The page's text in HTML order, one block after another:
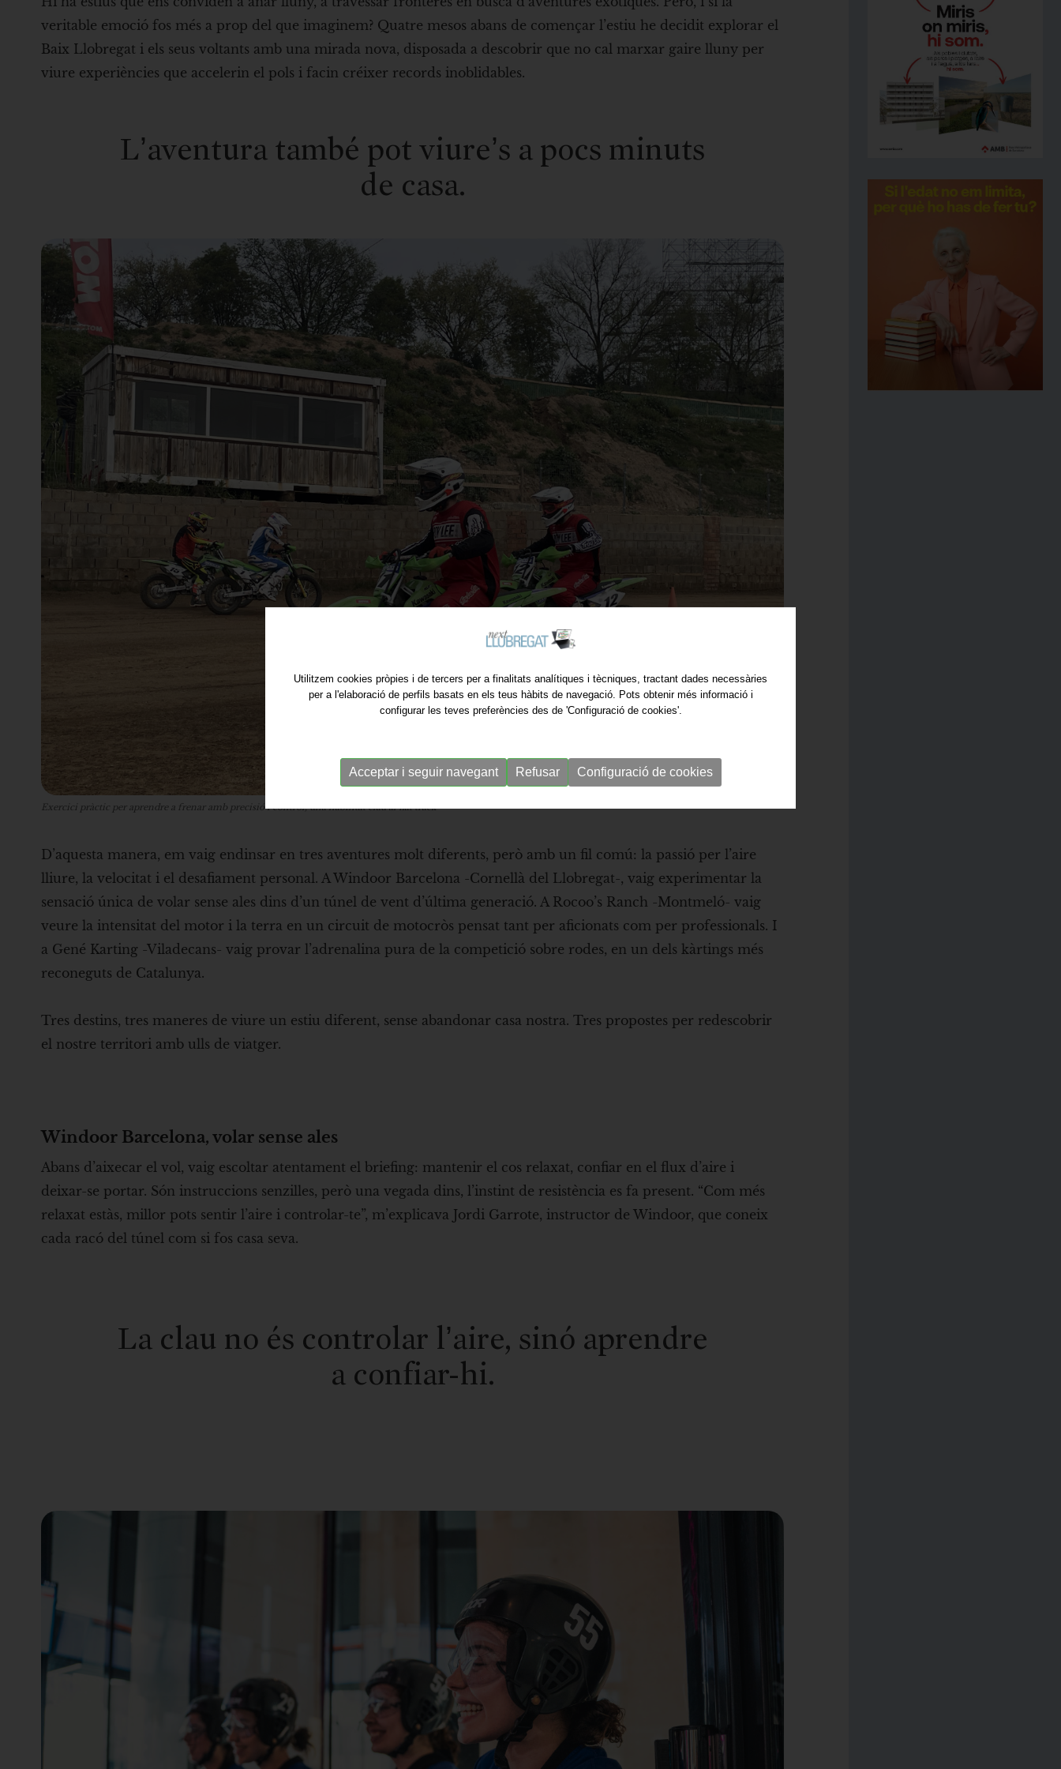
veritable emoció fos més a prop del que imaginem? Quatre mesos abans de començar l’estiu he decidit explorar el
Baix Llobregat i els seus voltants amb una mirada nova, disposada a descobrir que no cal marxar gaire lluny per
viure experiències que accelerin el pols i facin créixer records inoblidables.
L’aventura també pot viure’s a pocs minuts
de casa.
Exercici pràctic per aprendre a frenar amb precisió i control, una habilitat clau al flat track
D’aquesta manera, em vaig endinsar en tres aventures molt diferents, però amb un fil comú: la passió per l’aire
lliure, la velocitat i el desafiament personal. A Windoor Barcelona -Cornellà del Llobregat-, vaig experimentar la
sensació única de volar sense ales dins d’un túnel de vent d’última generació. A Rocoo’s Ranch -Montmeló- vaig
veure la intensitat del motor i la terra en un circuit de motocròs pensat tant per aficionats com per professionals. I
a Gené Karting -Viladecans- vaig provar l’adrenalina pura de la competició sobre rodes, en un dels kàrtings més
reconeguts de Catalunya.
Tres destins, tres maneres de viure un estiu diferent, sense abandonar casa nostra. Tres propostes per redescobrir
el nostre territori amb ulls de viatger.
Windoor Barcelona, volar sense ales
Abans d’aixecar el vol, vaig escoltar atentament el briefing: mantenir el cos relaxat, confiar en el flux d’aire i
deixar-se portar. Són instruccions senzilles, però una vegada dins, l’instint de resistència es fa present. “Com més
relaxat estàs, millor pots sentir l’aire i controlar-te”, m’explicava Jordi Garrote, instructor de Windoor, que coneix
cada racó del túnel com si fos casa seva.
La clau no és controlar l’aire, sinó aprendre
a confiar-hi.
Utilitzem cookies pròpies i de tercers per a finalitats analítiques i tècniques, tractant dades necessàries
per a l'elaboració de perfils basats en els teus hàbits de navegació. Pots obtenir més informació i
configurar les teves preferències des de 'Configuració de cookies'.
Acceptar i seguir navegant Refusar Configuració de cookies